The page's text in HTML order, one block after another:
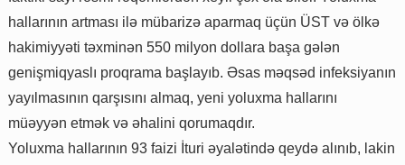
hallarının artması ilə mübarizə aparmaq üçün ÜST və ölkə
hakimiyyəti təxminən 550 milyon dollara başa gələn
genişmiqyaslı proqrama başlayıb. Əsas məqsəd infeksiyanın
yayılmasının qarşısını almaq, yeni yoluxma hallarını
müəyyən etmək və əhalini qorumaqdır.
Yoluxma hallarının 93 faizi İturi əyalətində qeydə alınıb, lakin